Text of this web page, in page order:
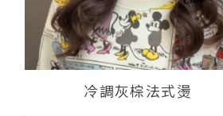
冷調灰棕法式燙